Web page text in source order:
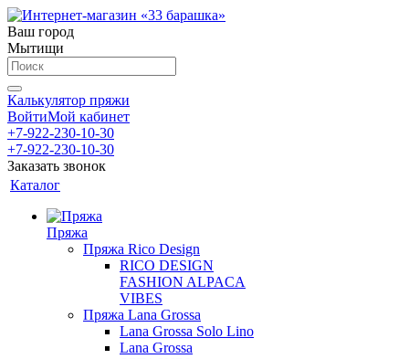
Ваш город
Мытищи
Калькулятор пряжи
ВойтиМой кабинет
+7-922-230-10-30
+7-922-230-10-30
Заказать звонок
Каталог
Пряжа
Пряжа Rico Design
RICO DESIGN
FASHION ALPACA
VIBES
Пряжа Lana Grossa
Lana Grossa Solo Lino
Lana Grossa